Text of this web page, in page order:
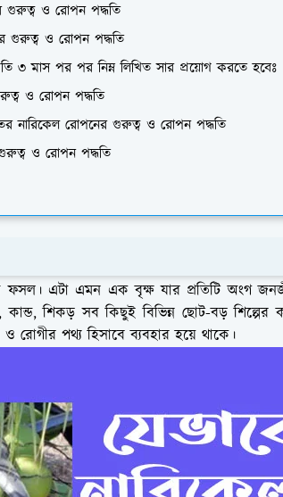
গুরুত্ব ও রোপন পদ্ধতি
গুরুত্ব ও রোপন পদ্ধতি
৩ মাস পর পর নিম্ন লিখিত সার প্রয়োগ করতে হবেঃ
ও রোপন পদ্ধতি
নারিকেল রোপনের গুরুত্ব ও রোপন পদ্ধতি
ও রোপন পদ্ধতি
ফসল। এটা এমন এক বৃক্ষ যার প্রতিটি অংগ
শিকড় সব কিছুই বিভিন্ন ছোট-বড় শিল্পের
রোগীর পথ্য হিসাবে ব্যবহার হয়ে থাকে।